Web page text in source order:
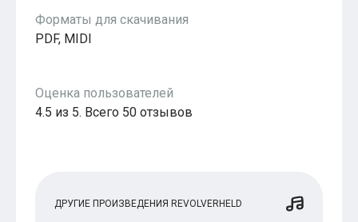
Форматы для скачивания
PDF, MIDI
Оценка пользователей
4.5 из 5. Всего 50 отзывов
ДРУГИЕ ПРОИЗВЕДЕНИЯ REVOLVERHELD